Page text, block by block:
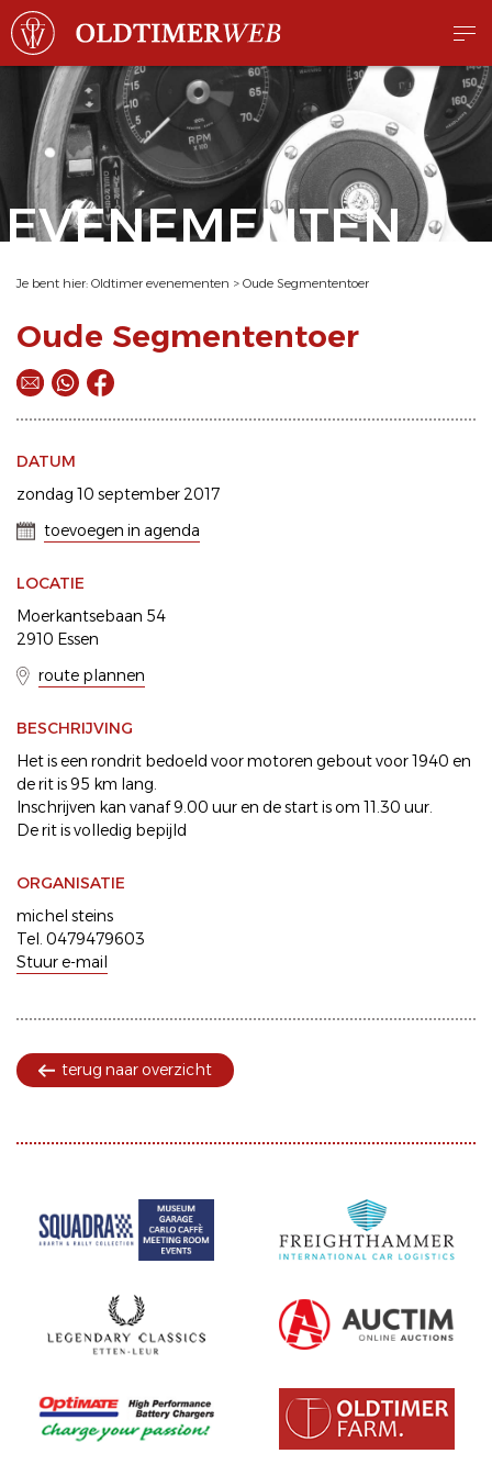
EVENEMENTEN
Je bent hier: Oldtimer evenementen > Oude Segmententoer
Oude Segmententoer
DATUM
zondag 10 september 2017
toevoegen in agenda
LOCATIE
Moerkantsebaan 54
2910 Essen
route plannen
BESCHRIJVING
Het is een rondrit bedoeld voor motoren gebout voor 1940 en
de rit is 95 km lang.
Inschrijven kan vanaf 9.00 uur en de start is om 11.30 uur.
De rit is volledig bepijld
ORGANISATIE
michel steins
Tel. 0479479603
Stuur e-mail
terug naar overzicht